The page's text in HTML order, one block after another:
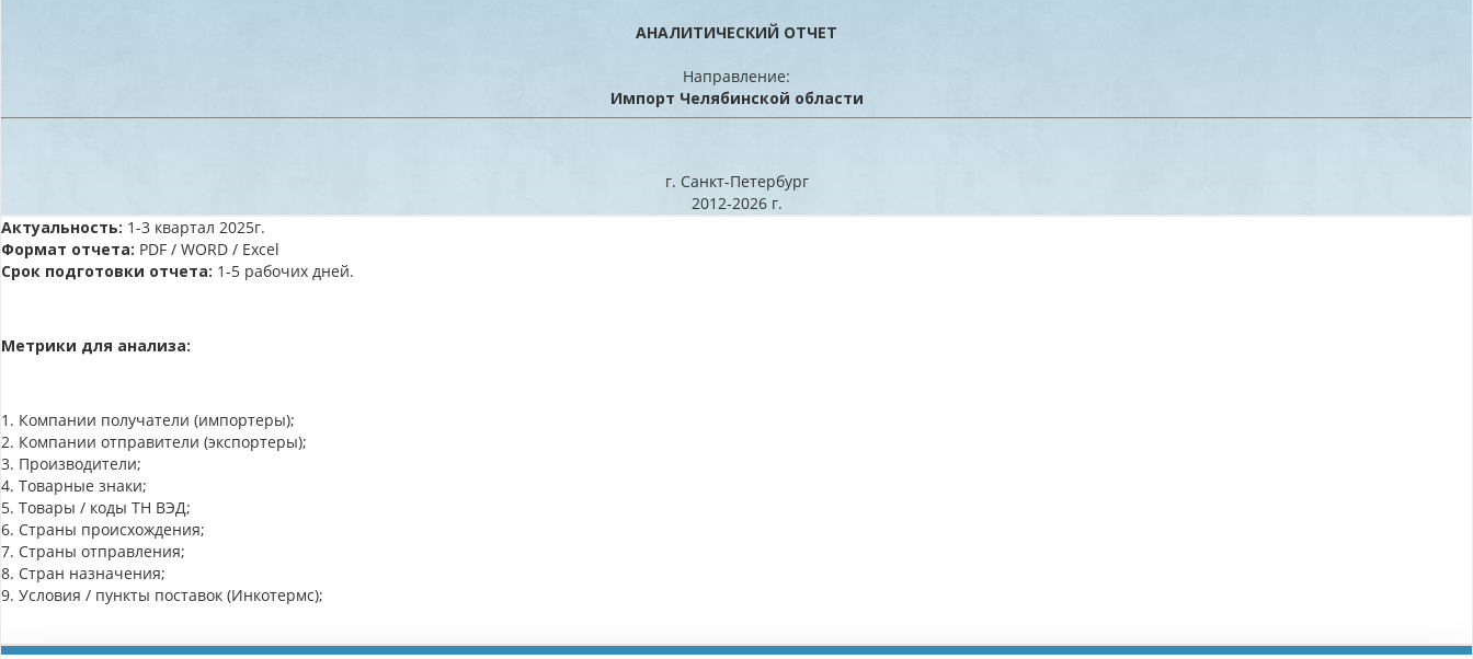
АНАЛИТИЧЕСКИЙ ОТЧЕТ
Направление:
Импорт Челябинской области
г. Санкт-Петербург
2012-2026 г.
Актуальность: 1-3 квартал 2025г.
Формат отчета: PDF / WORD / Excel
Срок подготовки отчета: 1-5 рабочих дней.
Метрики для анализа:
1. Компании получатели (импортеры);
2. Компании отправители (экспортеры);
3. Производители;
4. Товарные знаки;
5. Товары / коды ТН ВЭД;
6. Страны происхождения;
7. Страны отправления;
8. Стран назначения;
9. Условия / пункты поставок (Инкотермс);